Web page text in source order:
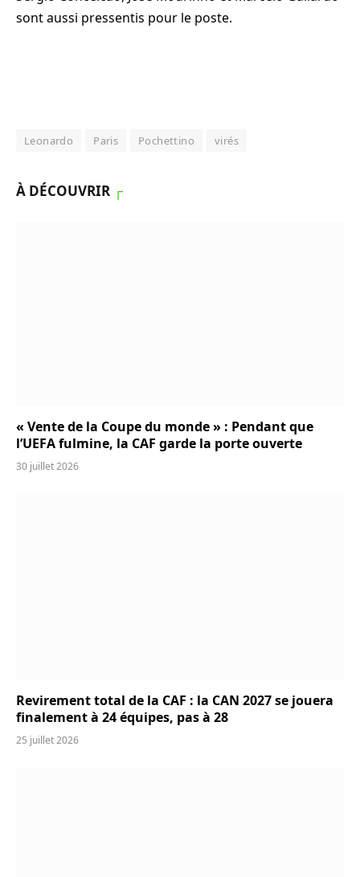
sont aussi pressentis pour le poste.
Leonardo Paris Pochettino virés
À DÉCOUVRIR ┌
« Vente de la Coupe du monde » : Pendant que
l’UEFA fulmine, la CAF garde la porte ouverte
30 juillet 2026
Revirement total de la CAF : la CAN 2027 se jouera
finalement à 24 équipes, pas à 28
25 juillet 2026